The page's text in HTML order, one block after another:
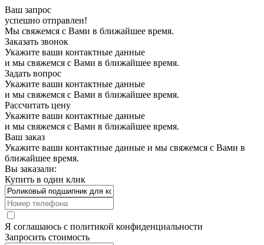
Ваш запрос
успешно отправлен!
Мы свяжемся с Вами в ближайшее время.
Заказать звонок
Укажите ваши контактные данные
и мы свяжемся с Вами в ближайшее время.
Задать вопрос
Укажите ваши контактные данные
и мы свяжемся с Вами в ближайшее время.
Рассчитать цену
Укажите ваши контактные данные
и мы свяжемся с Вами в ближайшее время.
Ваш заказ
Укажите ваши контактные данные и мы свяжемся с Вами в
ближайшее время.
Вы заказали:
Купить в один клик
Я соглашаюсь с политикой конфиденциальности
Запросить стоимость